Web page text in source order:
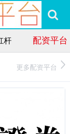
杆 配资平台
更多配资平台